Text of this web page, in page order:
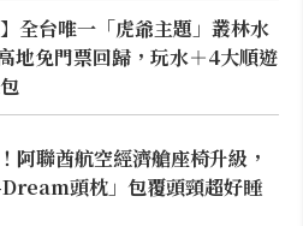
】全台唯一「虎爺主題」叢林水
地免門票回歸，玩水＋4大順遊
阿聯酋航空經濟艙座椅升級，
頭枕」包覆頭頸超好睡